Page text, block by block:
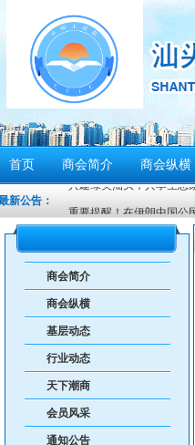
首页 商会简介 商会纵横
新公告：
共建绿美汕头，共享生
密切关注超强台风“桦加沙
汕头将分区域、分行业、
感谢信
汕头市2026年“6·30”助
【人民防空宣传周】如何
6月21日10时15分，汕头
汕头发布2026年6月份重
重要提醒！中国公民近期
商会简介
商会纵横
基层动态
行业动态
天下潮商
会员风采
通知公告